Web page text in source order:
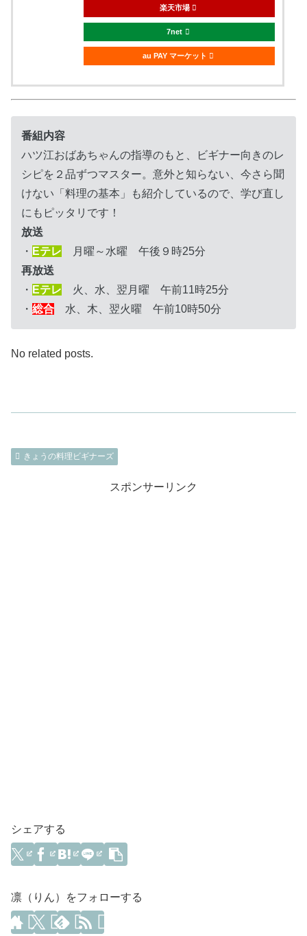
楽天市場
7net
au PAY マーケット
番組内容
ハツ江おばあちゃんの指導のもと、ビギナー向きのレ
シピを２品ずつマスター。意外と知らない、今さら聞
けない「料理の基本」も紹介しているので、学び直し
にもピッタリです！
放送
・ Eテレ 月曜～水曜 午後９時25分
再放送
・ Eテレ 火、水、翌月曜 午前11時25分
・ 総合 水、木、翌火曜 午前10時50分
No related posts.
きょうの料理ビギナーズ
スポンサーリンク
シェアする
凛（りん）をフォローする